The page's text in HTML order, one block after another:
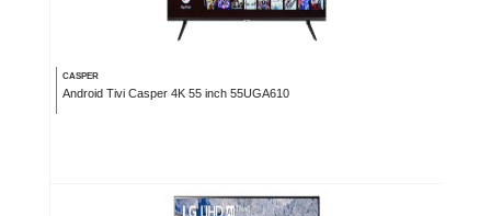
CASPER
Android Tivi Casper 4K 55 inch 55UGA610